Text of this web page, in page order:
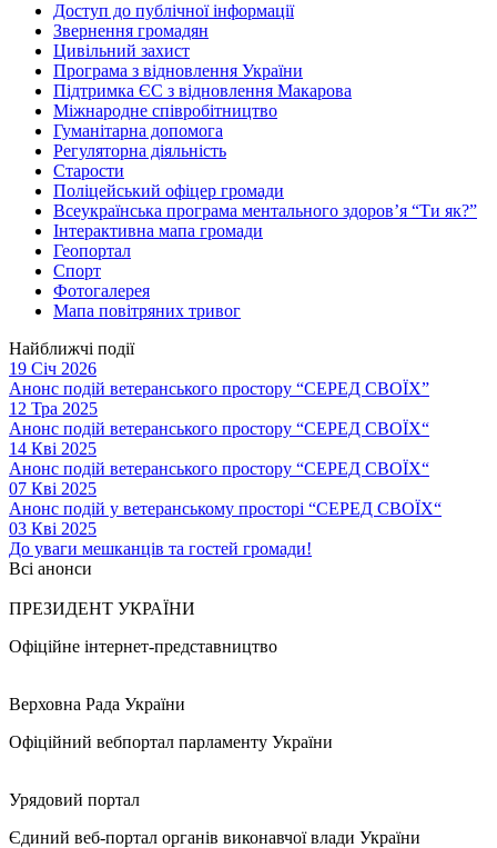
Доступ до публічної інформації
Звернення громадян
Цивільний захист
Програма з відновлення України
Підтримка ЄС з відновлення Макарова
Міжнародне співробітництво
Гуманітарна допомога
Регуляторна діяльність
Старости
Поліцейський офіцер громади
Всеукраїнська програма ментального здоров’я “Ти як?”
Інтерактивна мапа громади
Геопортал
Спорт
Фотогалерея
Мапа повітряних тривог
Найближчі події
19 Січ 2026
Анонс подій ветеранського простору “СЕРЕД СВОЇХ”
12 Тра 2025
Анонс подій ветеранського простору “СЕРЕД СВОЇХ“
14 Кві 2025
Анонс подій ветеранського простору “СЕРЕД СВОЇХ“
07 Кві 2025
Анонс подій у ветеранському просторі “СЕРЕД СВОЇХ“
03 Кві 2025
До уваги мешканців та гостей громади!
Всі анонси
ПРЕЗИДЕНТ УКРАЇНИ
Офіційне інтернет-представництво
Верховна Рада України
Офіційний вебпортал парламенту України
Урядовий портал
Єдиний веб-портал органів виконавчої влади України